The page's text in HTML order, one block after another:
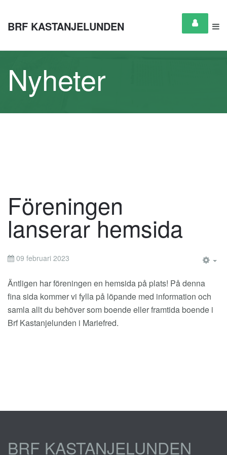
BRF KASTANJELUNDEN
Nyheter
Föreningen
lanserar hemsida
09 februari 2023
Äntligen har föreningen en hemsida på plats! På denna
fina sida kommer vi fylla på löpande med information och
samla allt du behöver som boende eller framtida boende i
Brf Kastanjelunden i Mariefred.
BRF KASTANJELUNDEN